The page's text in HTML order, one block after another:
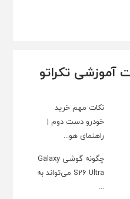
آموزشی تکراتو
نکات مهم خرید
خودرو دست دوم |
راهنمای هو...
چگونه گوشی Galaxy
S26 Ultra می‌تواند به
...